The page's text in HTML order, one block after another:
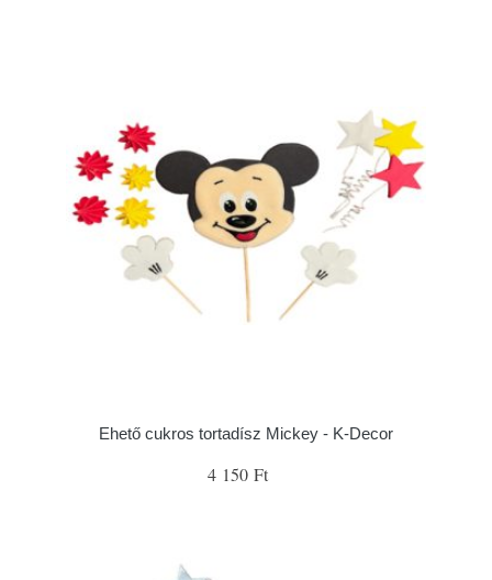
Ehető cukros tortadísz Mickey - K-Decor
4 150 Ft